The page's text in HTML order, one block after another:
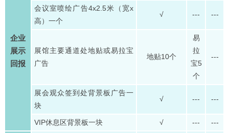
企业
展示
回报
会议室喷绘广告4x2.5米（宽x
高）一个
√ --- ---
展馆主要通道处地贴或易拉宝
广告
地贴10个
易
拉
宝5
个
---
展会观众签到处背景板广告一
块
√ --- ---
VIP休息区背景板一块 √ --- ---